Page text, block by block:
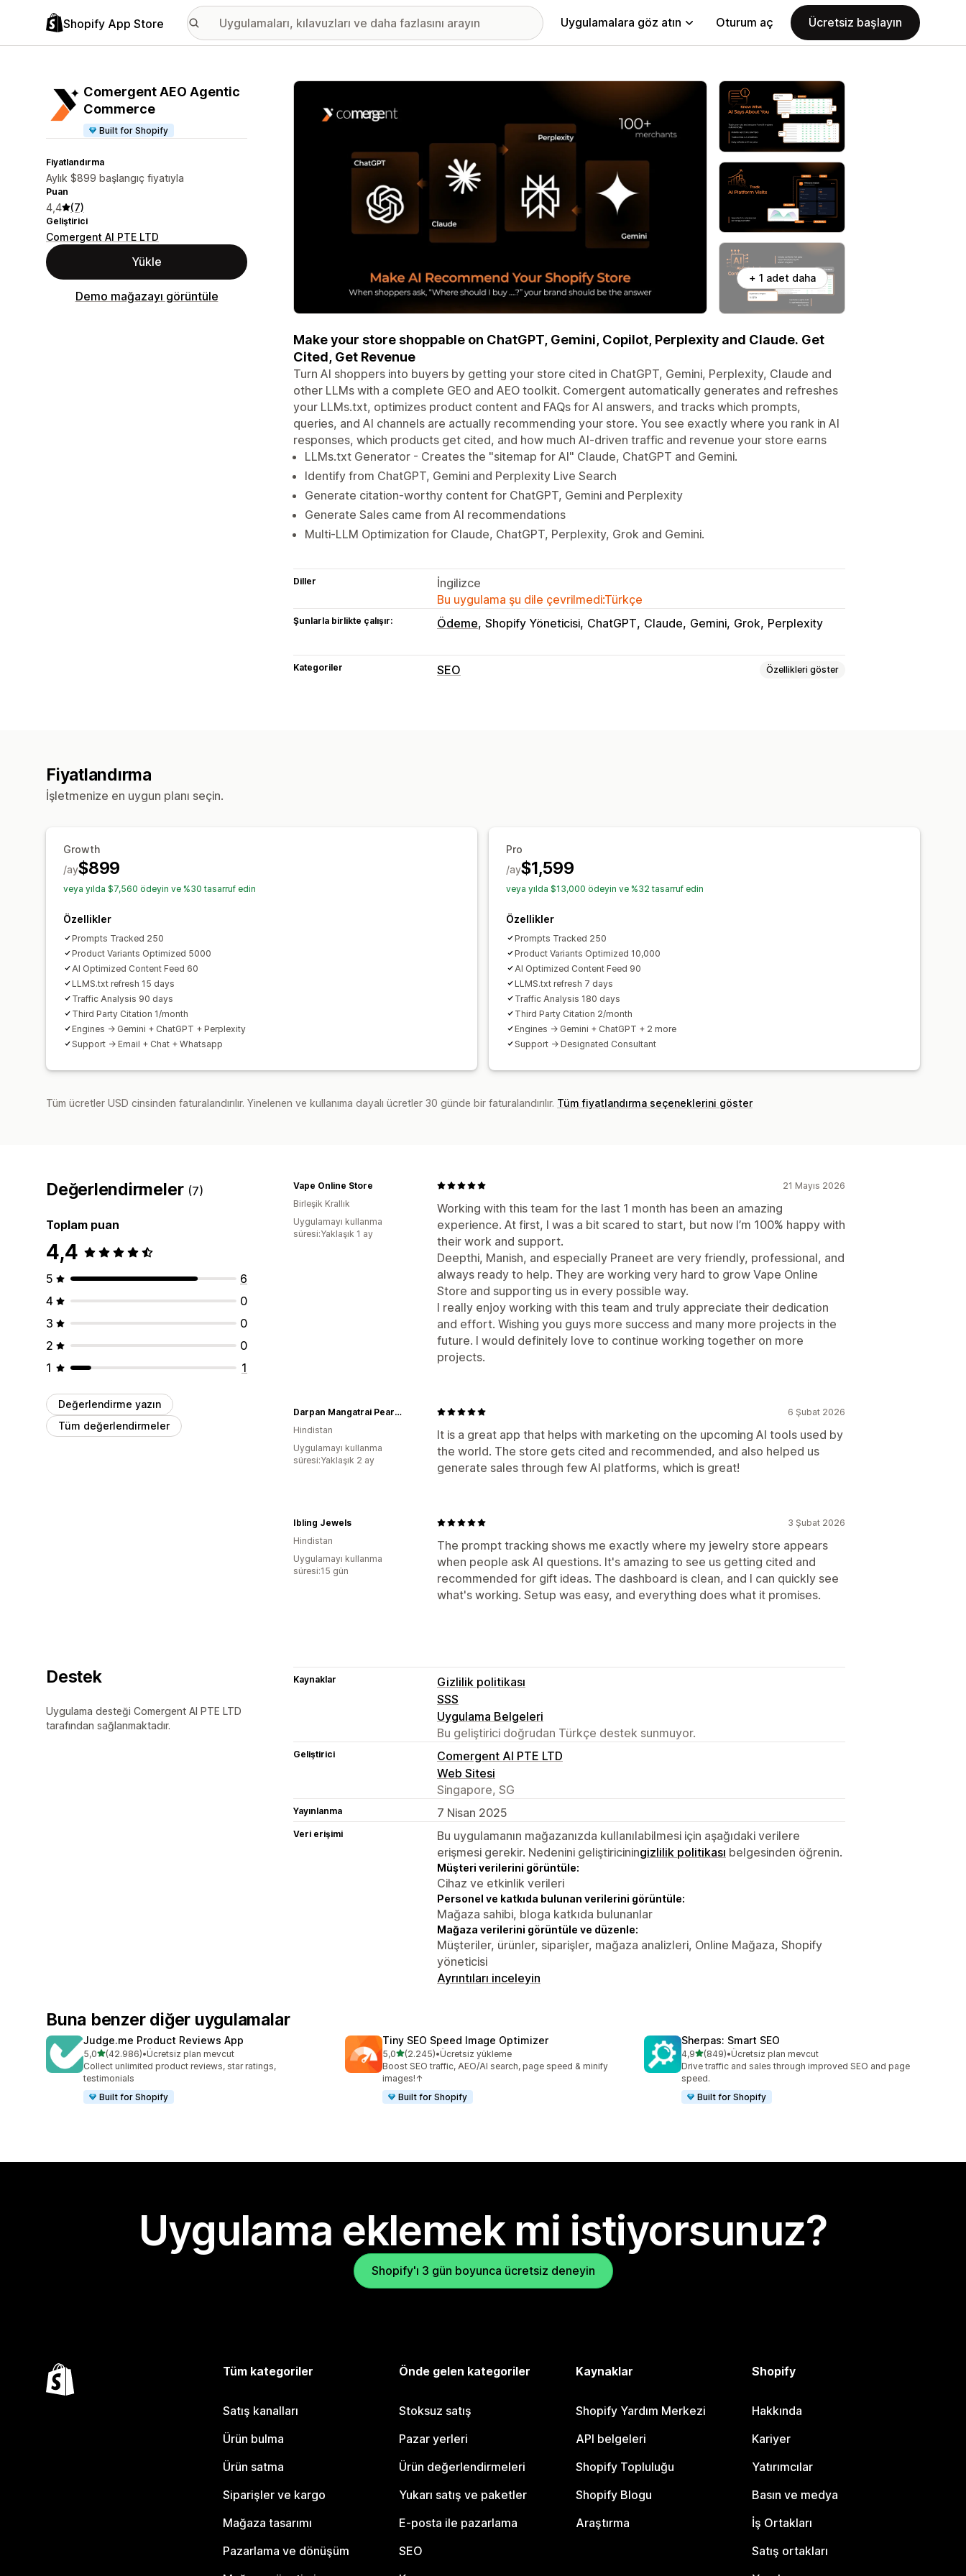
Shopify App Store Uygulamalara göz atın Oturum aç Ücretsiz başlayın
Comergent AEO Agentic
Commerce
Built for Shopify
Fiyatlandırma
Aylık $899 başlangıç fiyatıyla
Puan
4,4 (7)
Geliştirici
Comergent AI PTE LTD
Yükle
Demo mağazayı görüntüle
Öne çıkan görsel galerisi
+ 1 adet daha
Make your store shoppable on ChatGPT, Gemini, Copilot, Perplexity and Claude. Get
Cited, Get Revenue
Turn AI shoppers into buyers by getting your store cited in ChatGPT, Gemini, Perplexity, Claude and
other LLMs with a complete GEO and AEO toolkit. Comergent automatically generates and refreshes
your LLMs.txt, optimizes product content and FAQs for AI answers, and tracks which prompts,
queries, and AI channels are actually recommending your store. You see exactly where you rank in AI
responses, which products get cited, and how much AI‑driven traffic and revenue your store earns
LLMs.txt Generator - Creates the "sitemap for AI" Claude, ChatGPT and Gemini.
Identify from ChatGPT, Gemini and Perplexity Live Search
Generate citation-worthy content for ChatGPT, Gemini and Perplexity
Generate Sales came from AI recommendations
Multi-LLM Optimization for Claude, ChatGPT, Perplexity, Grok and Gemini.
Diller
İngilizce
Bu uygulama şu dile çevrilmedi:Türkçe
Şunlarla birlikte çalışır: Ödeme Shopify Yöneticisi ChatGPT Claude Gemini Grok Perplexity
Kategoriler SEO Özellikleri göster
İçerik analizi
Fiyatlandırma
İşletmenize en uygun planı seçin.
Growth
$899
/ay
veya yılda $7,560 ödeyin ve %30 tasarruf edin
Özellikler
Prompts Tracked 250
Product Variants Optimized 5000
AI Optimized Content Feed 60
LLMS.txt refresh 15 days
Traffic Analysis 90 days
Third Party Citation 1/month
Engines -> Gemini + ChatGPT + Perplexity
Support -> Email + Chat + Whatsapp
Pro
$1,599
/ay
veya yılda $13,000 ödeyin ve %32 tasarruf edin
Özellikler
Prompts Tracked 250
Product Variants Optimized 10,000
AI Optimized Content Feed 90
LLMS.txt refresh 7 days
Traffic Analysis 180 days
Third Party Citation 2/month
Engines -> Gemini + ChatGPT + 2 more
Support -> Designated Consultant
Tüm ücretler USD cinsinden faturalandırılır. Yinelenen ve kullanıma dayalı ücretler 30 günde bir faturalandırılır. Tüm fiyatlandırma seçeneklerini göster
Değerlendirmeler (7)
Toplam puan
4,4
5
6
4
0
3
0
2
0
1
1
Değerlendirme yazın
Tüm değerlendirmeler
21 Mayıs 2026
Working with this team for the last 1 month has been an amazing
experience. At first, I was a bit scared to start, but now I’m 100% happy with
their work and support.
Deepthi, Manish, and especially Praneet are very friendly, professional, and
always ready to help. They are working very hard to grow Vape Online
Store and supporting us in every possible way.
I really enjoy working with this team and truly appreciate their dedication
and effort. Wishing you guys more success and many more projects in the
future. I would definitely love to continue working together on more
projects.
Vape Online Store
Birleşik Krallık
Uygulamayı kullanma
süresi:Yaklaşık 1 ay
6 Şubat 2026
It is a great app that helps with marketing on the upcoming AI tools used by
the world. The store gets cited and recommended, and also helped us
generate sales through few AI platforms, which is great!
Darpan Mangatrai Pearls & Jewellers
Hindistan
Uygulamayı kullanma
süresi:Yaklaşık 2 ay
3 Şubat 2026
The prompt tracking shows me exactly where my jewelry store appears
when people ask AI questions. It's amazing to see us getting cited and
recommended for gift ideas. The dashboard is clean, and I can quickly see
what's working. Setup was easy, and everything does what it promises.
Ibling Jewels
Hindistan
Uygulamayı kullanma
süresi:15 gün
Destek
Uygulama desteği Comergent AI PTE LTD
tarafından sağlanmaktadır.
Kaynaklar
Gizlilik politikası
SSS
Uygulama Belgeleri
Bu geliştirici doğrudan Türkçe destek sunmuyor.
Geliştirici
Comergent AI PTE LTD
Web Sitesi
Singapore, SG
Yayınlanma 7 Nisan 2025
Veri erişimi
Bu uygulamanın mağazanızda kullanılabilmesi için aşağıdaki verilere
erişmesi gerekir. Nedenini geliştiriciningizlilik politikası belgesinden öğrenin.
Müşteri verilerini görüntüle:
Cihaz ve etkinlik verileri
Personel ve katkıda bulunan verilerini görüntüle:
Mağaza sahibi, bloga katkıda bulunanlar
Mağaza verilerini görüntüle ve düzenle:
Müşteriler, ürünler, siparişler, mağaza analizleri, Online Mağaza, Shopify
yöneticisi
Ayrıntıları inceleyin
Buna benzer diğer uygulamalar
Judge.me Product Reviews App
5,05 yıldız üzerinden
(42.986)
toplam 42986 değerlendirme
•Ücretsiz plan mevcut
Collect unlimited product reviews, star ratings,
testimonials
Built for Shopify
Tiny SEO Speed Image Optimizer
5,05 yıldız üzerinden
(2.245)
toplam 2245 değerlendirme
•Ücretsiz yükleme
Boost SEO traffic, AEO/AI search, page speed & minify
images!↑
Built for Shopify
Sherpas: Smart SEO
4,95 yıldız üzerinden
(849)
toplam 849 değerlendirme
•Ücretsiz plan mevcut
Drive traffic and sales through improved SEO and page
speed.
Built for Shopify
Uygulama eklemek mi istiyorsunuz?
Shopify'ı 3 gün boyunca ücretsiz deneyin
Tüm kategoriler
Satış kanalları
Ürün bulma
Ürün satma
Siparişler ve kargo
Mağaza tasarımı
Pazarlama ve dönüşüm
Önde gelen kategoriler
Stoksuz satış
Pazar yerleri
Ürün değerlendirmeleri
Yukarı satış ve paketler
E-posta ile pazarlama
SEO
Kaynaklar
Shopify Yardım Merkezi
API belgeleri
Shopify Topluluğu
Shopify Blogu
Araştırma
Shopify
Hakkında
Kariyer
Yatırımcılar
Basın ve medya
İş Ortakları
Satış ortakları